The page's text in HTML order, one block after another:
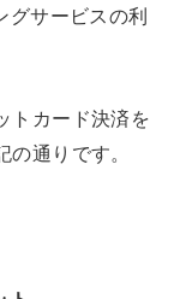
グサービスの利
トカード決済を
通りです。